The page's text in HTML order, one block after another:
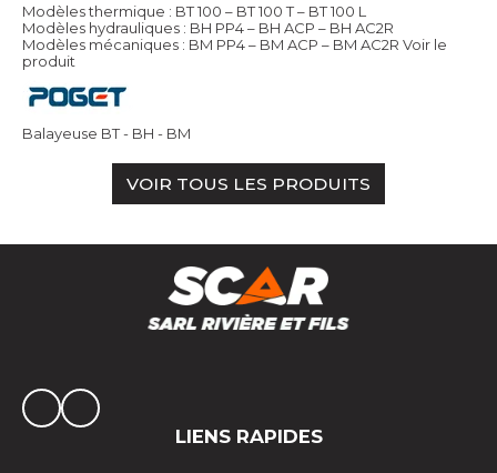
Modèles thermique : BT 100 – BT 100 T – BT 100 L
Modèles hydrauliques : BH PP4 – BH ACP – BH AC2R
Modèles mécaniques : BM PP4 – BM ACP – BM AC2R Voir le
produit
Balayeuse BT - BH - BM
VOIR TOUS LES PRODUITS
LIENS RAPIDES